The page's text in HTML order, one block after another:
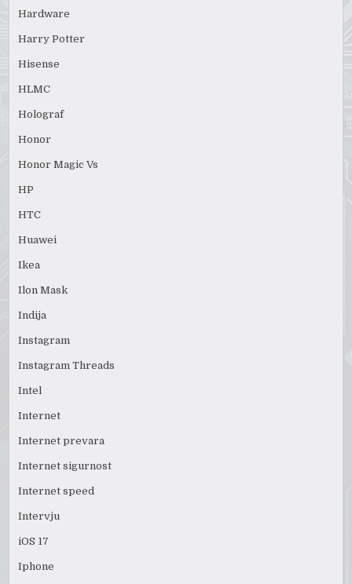
Hardware
Harry Potter
Hisense
HLMC
Holograf
Honor
Honor Magic Vs
HP
HTC
Huawei
Ikea
Ilon Mask
Indija
Instagram
Instagram Threads
Intel
Internet
Internet prevara
Internet sigurnost
Internet speed
Intervju
iOS 17
Iphone